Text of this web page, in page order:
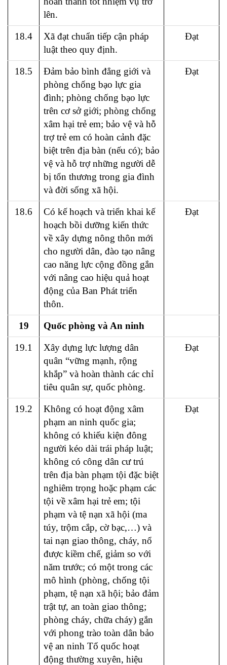
lên.
18.4
Xã đạt chuẩn tiếp cận pháp
luật theo quy định.
Đạt
18.5
Đảm bảo bình đẳng giới và
phòng chống bạo lực gia
đình; phòng chống bạo lực
trên cơ sở giới; phòng chống
xâm hại trẻ em; bảo vệ và hỗ
trợ trẻ em có hoàn cảnh đặc
biệt trên địa bàn (nếu có); bảo
vệ và hỗ trợ những người dễ
bị tổn thương trong gia đình
và đời sống xã hội.
Đạt
18.6
Có kế hoạch và triển khai kế
hoạch bồi dưỡng kiến thức
về xây dựng nông thôn mới
cho người dân, đào tạo nâng
cao năng lực cộng đồng gắn
với nâng cao hiệu quả hoạt
động của Ban Phát triển
thôn.
Đạt
19 Quốc phòng và An ninh
19.1
Xây dựng lực lượng dân
quân “vững mạnh, rộng
khắp” và hoàn thành các chỉ
tiêu quân sự, quốc phòng.
Đạt
19.2
Không có hoạt động xâm
phạm an ninh quốc gia;
không có khiếu kiện đông
người kéo dài trái pháp luật;
không có công dân cư trú
trên địa bàn phạm tội đặc biệt
nghiêm trọng hoặc phạm các
tội về xâm hại trẻ em; tội
phạm và tệ nạn xã hội (ma
túy, trộm cắp, cờ bạc,…) và
tai nạn giao thông, cháy, nổ
được kiềm chế, giảm so với
năm trước; có một trong các
mô hình (phòng, chống tội
phạm, tệ nạn xã hội; bảo đảm
trật tự, an toàn giao thông;
phòng cháy, chữa cháy) gắn
với phong trào toàn dân bảo
vệ an ninh Tổ quốc hoạt
động thường xuyên, hiệu
Đạt